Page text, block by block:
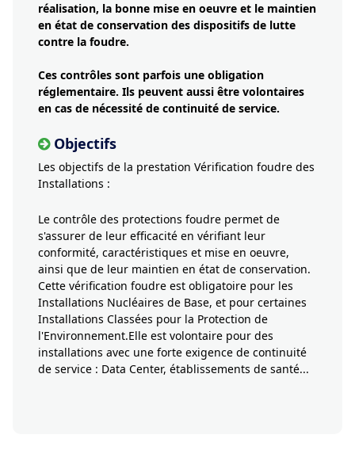
réalisation, la bonne mise en oeuvre et le maintien
en état de conservation des dispositifs de lutte
contre la foudre.
Ces contrôles sont parfois une obligation
réglementaire. Ils peuvent aussi être volontaires
en cas de nécessité de continuité de service.
Objectifs
Les objectifs de la prestation Vérification foudre des
Installations :
Le contrôle des protections foudre permet de
s'assurer de leur efficacité en vérifiant leur
conformité, caractéristiques et mise en oeuvre,
ainsi que de leur maintien en état de conservation.
Cette vérification foudre est obligatoire pour les
Installations Nucléaires de Base, et pour certaines
Installations Classées pour la Protection de
l'Environnement.Elle est volontaire pour des
installations avec une forte exigence de continuité
de service : Data Center, établissements de santé...